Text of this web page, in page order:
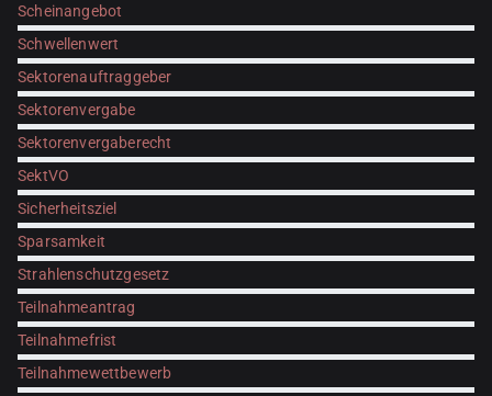
Scheinangebot
Schwellenwert
Sektorenauftraggeber
Sektorenvergabe
Sektorenvergaberecht
SektVO
Sicherheitsziel
Sparsamkeit
Strahlenschutzgesetz
Teilnahmeantrag
Teilnahmefrist
Teilnahmewettbewerb